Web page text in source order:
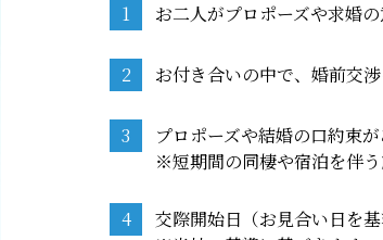
1 お二人がプロポーズや求婚
2 お付き合いの中で、婚前交
3
プロポーズや結婚の口約束
※短期間の同棲や宿泊を伴
4
交際開始日（お見合い日を